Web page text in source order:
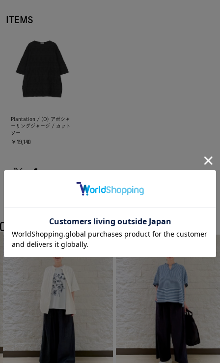
ITEMS
Plantation / (O) アポシャ
ーリングジャージ / カット
ソー
￥19,140